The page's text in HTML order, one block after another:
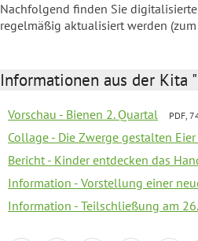
Nachfolgend finden Sie
regelmäßig aktualisiert werden
Informationen aus der Kita
Vorschau - Bienen 2. Quartal PDF,
Collage - Die Zwerge gestalten
Bericht - Kinder entdecken das
Information - Vorstellung einer
Information - Teilschließung am